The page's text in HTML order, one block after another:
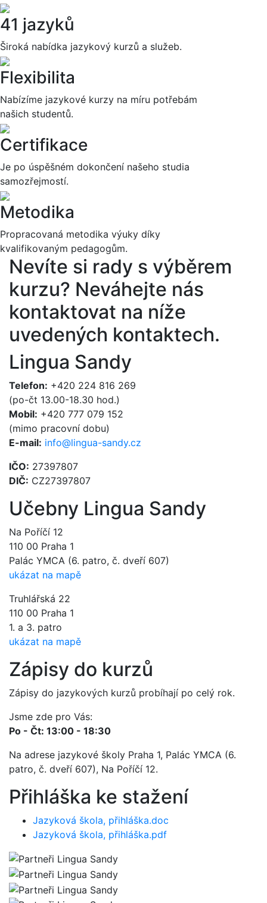
41 jazyků
Široká nabídka jazykový kurzů a služeb.
Flexibilita
Nabízíme jazykové kurzy na míru potřebám
našich studentů.
Certifikace
Je po úspěšném dokončení našeho studia
samozřejmostí.
Metodika
Propracovaná metodika výuky díky
kvalifikovaným pedagogům.
Nevíte si rady s výběrem
kurzu? Neváhejte nás
kontaktovat na níže
uvedených kontaktech.
Lingua Sandy
Telefon: +420 224 816 269
(po-čt 13.00-18.30 hod.)
Mobil: +420 777 079 152
(mimo pracovní dobu)
E-mail: info@lingua-sandy.cz
IČO: 27397807
DIČ: CZ27397807
Učebny Lingua Sandy
Na Poříčí 12
110 00 Praha 1
Palác YMCA (6. patro, č. dveří 607)
ukázat na mapě
Truhlářská 22
110 00 Praha 1
1. a 3. patro
ukázat na mapě
Zápisy do kurzů
Zápisy do jazykových kurzů probíhají po celý rok.
Jsme zde pro Vás:
Po - Čt: 13:00 - 18:30
Na adrese jazykové školy Praha 1, Palác YMCA (6.
patro, č. dveří 607), Na Poříčí 12.
Přihláška ke stažení
Jazyková škola, přihláška.doc
Jazyková škola, přihláška.pdf